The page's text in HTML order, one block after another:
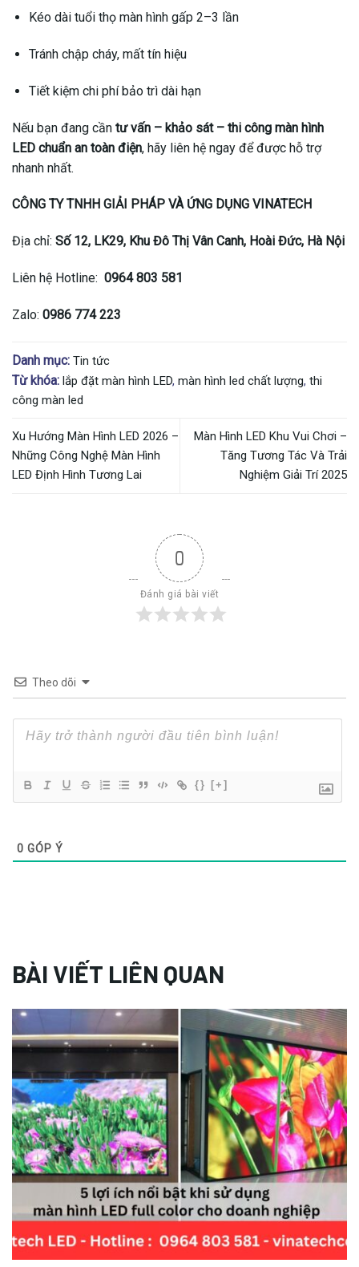
Kéo dài tuổi thọ màn hình gấp 2–3 lần
Tránh chập cháy, mất tín hiệu
Tiết kiệm chi phí bảo trì dài hạn
Nếu bạn đang cần tư vấn – khảo sát – thi công màn hình
LED chuẩn an toàn điện, hãy liên hệ ngay để được hỗ trợ
nhanh nhất.
CÔNG TY TNHH GIẢI PHÁP VÀ ỨNG DỤNG VINATECH
Địa chỉ: Số 12, LK29, Khu Đô Thị Vân Canh, Hoài Đức, Hà Nội
Liên hệ Hotline: 0964 803 581
Zalo: 0986 774 223
Danh mục: Tin tức
Từ khóa: lắp đặt màn hình LED, màn hình led chất lượng, thi
công màn led
Xu Hướng Màn Hình LED 2026 –
Những Công Nghệ Màn Hình
LED Định Hình Tương Lai
Màn Hình LED Khu Vui Chơi –
Tăng Tương Tác Và Trải
Nghiệm Giải Trí 2025
0
Đánh giá bài viết
Theo dõi
{} [+]
0 GÓP Ý
BÀI VIẾT LIÊN QUAN